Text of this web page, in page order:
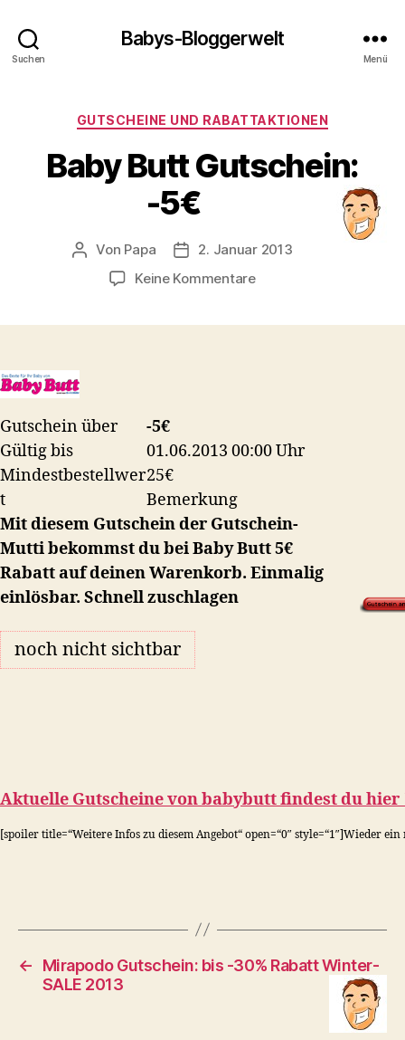
Suchen
Babys-Bloggerwelt
Menü
Kategorien
GUTSCHEINE UND RABATTAKTIONEN
Baby Butt Gutschein:
-5€
Beitragsautor
Von Papa Veröffentlichungsdatum
2. Januar 2013
Keine Kommentarezu
Gutschein über
-5€
Gültig bis
01.06.2013 00:00 Uhr
Mindestbestellwer
t
25€
Bemerkung
Mit diesem Gutschein der Gutschein-
Mutti bekommst du bei Baby Butt 5€
Rabatt auf deinen Warenkorb. Einmalig
einlösbar. Schnell zuschlagen
noch nicht sichtbar
Aktuelle Gutscheine vonbabybuttfindest du hier
[spoiler title=“Weitere Infos zu diesem Angebot“ open=“0″ style=“1″]Wieder
←
Mirapodo Gutschein: bis -30% Rabatt Winter-
SALE 2013